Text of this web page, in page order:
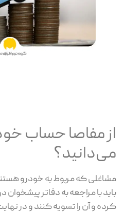
از مفاصا حساب
می‌دانید؟
مشاغلی که مربوط به خودرو
باید با مراجعه به دفاتر پیشخوان
کرده و آن را تسویه کنند و در